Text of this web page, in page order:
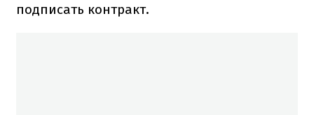
подписать контракт.